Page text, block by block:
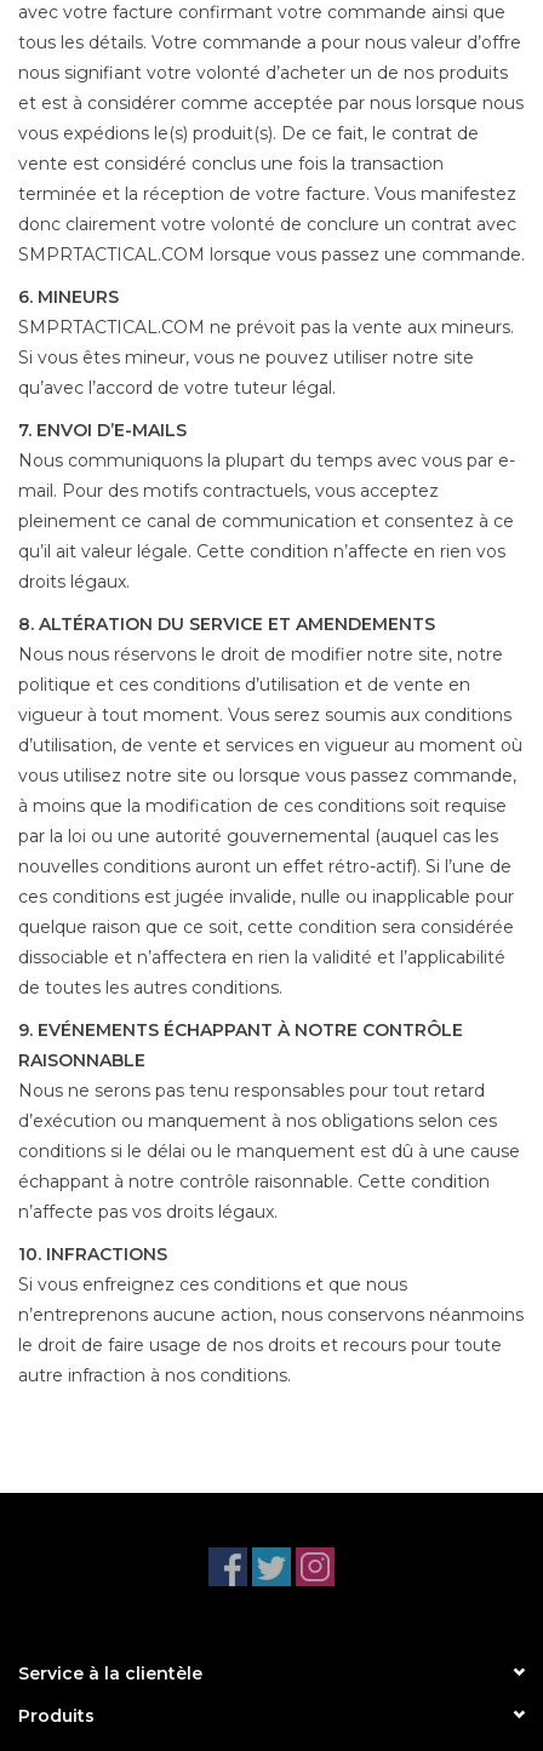
avec votre facture confirmant votre commande ainsi que
tous les détails. Votre commande a pour nous valeur d’offre
nous signifiant votre volonté d’acheter un de nos produits
et est à considérer comme acceptée par nous lorsque nous
vous expédions le(s) produit(s). De ce fait, le contrat de
vente est considéré conclus une fois la transaction
terminée et la réception de votre facture. Vous manifestez
donc clairement votre volonté de conclure un contrat avec
SMPRTACTICAL.COM lorsque vous passez une commande.
6. MINEURS
SMPRTACTICAL.COM ne prévoit pas la vente aux mineurs.
Si vous êtes mineur, vous ne pouvez utiliser notre site
qu’avec l’accord de votre tuteur légal.
7. ENVOI D’E-MAILS
Nous communiquons la plupart du temps avec vous par e-
mail. Pour des motifs contractuels, vous acceptez
pleinement ce canal de communication et consentez à ce
qu’il ait valeur légale. Cette condition n’affecte en rien vos
droits légaux.
8. ALTÉRATION DU SERVICE ET AMENDEMENTS
Nous nous réservons le droit de modifier notre site, notre
politique et ces conditions d’utilisation et de vente en
vigueur à tout moment. Vous serez soumis aux conditions
d’utilisation, de vente et services en vigueur au moment où
vous utilisez notre site ou lorsque vous passez commande,
à moins que la modification de ces conditions soit requise
par la loi ou une autorité gouvernemental (auquel cas les
nouvelles conditions auront un effet rétro-actif). Si l’une de
ces conditions est jugée invalide, nulle ou inapplicable pour
quelque raison que ce soit, cette condition sera considérée
dissociable et n’affectera en rien la validité et l’applicabilité
de toutes les autres conditions.
9. EVÉNEMENTS ÉCHAPPANT À NOTRE CONTRÔLE
RAISONNABLE
Nous ne serons pas tenu responsables pour tout retard
d’exécution ou manquement à nos obligations selon ces
conditions si le délai ou le manquement est dû à une cause
échappant à notre contrôle raisonnable. Cette condition
n’affecte pas vos droits légaux.
10. INFRACTIONS
Si vous enfreignez ces conditions et que nous
n’entreprenons aucune action, nous conservons néanmoins
le droit de faire usage de nos droits et recours pour toute
autre infraction à nos conditions.
Service à la clientèle
Produits